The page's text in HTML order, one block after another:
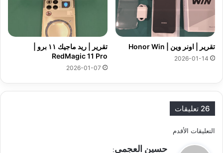
تقرير | اونر وين | Honor Win
2026-01-14
تقرير | ريد ماجيك ١١ برو |
RedMagic 11 Pro
2026-01-07
26 تعليقات
ت
التعليقات الأقدم
يحسين العجمي: